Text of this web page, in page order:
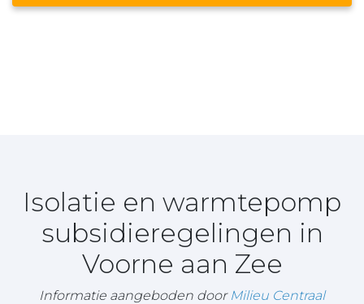
Isolatie en warmtepomp
subsidieregelingen in
Voorne aan Zee
Informatie aangeboden door Milieu Centraal